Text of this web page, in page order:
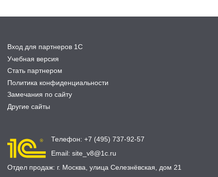
Вход для партнеров 1С
Учебная версия
Стать партнером
Политика конфиденциальности
Замечания по сайту
Другие сайты
Телефон: +7 (495) 737-92-57
Email: site_v8@1c.ru
Отдел продаж: г. Москва улица Селезнёвская, дом 21